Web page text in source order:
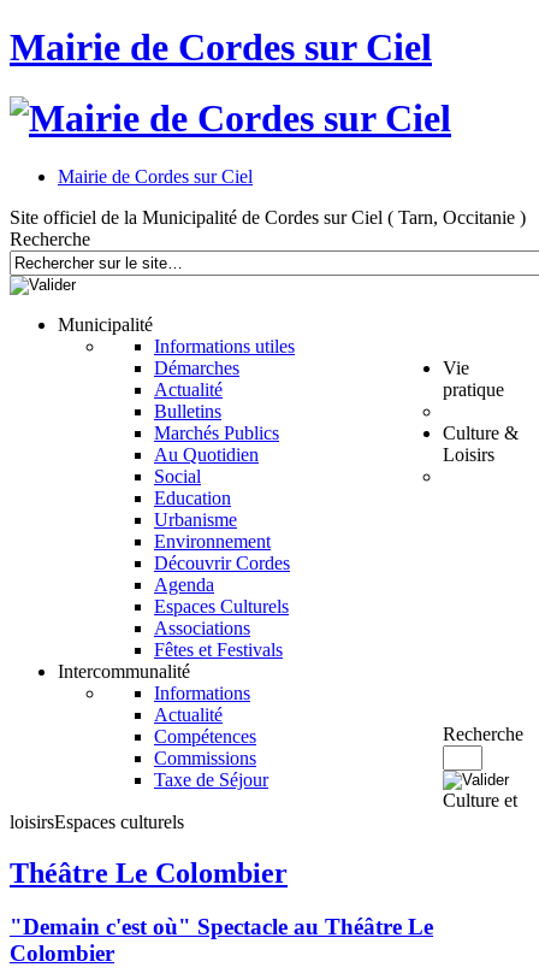
Mairie de Cordes sur Ciel
Mairie de Cordes sur Ciel
Site officiel de la Municipalité de Cordes sur Ciel ( Tarn, Occitanie )
Recherche
Municipalité
Informations utiles
Démarches
Actualité
Bulletins
Marchés Publics
Vie
pratique
Au Quotidien
Social
Education
Urbanisme
Environnement
Culture &
Loisirs
Découvrir Cordes
Agenda
Espaces Culturels
Associations
Fêtes et Festivals
Intercommunalité
Informations
Actualité
Compétences
Commissions
Taxe de Séjour
Recherche
Culture et
loisirsEspaces culturels
Théâtre Le Colombier
"Demain c'est où" Spectacle au Théâtre Le
Colombier